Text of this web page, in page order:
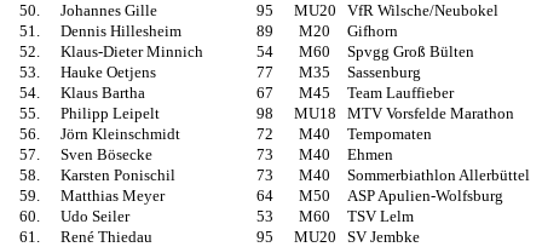
50.
Johannes Gille 95 MU20
VfR Wilsche/Neubokel
51.
Dennis Hillesheim 89 M20
Gifhorn
52.
Klaus-Dieter Minnich 54 M60
Spvgg Groß Bülten
53.
Hauke Oetjens 77 M35
Sassenburg
54.
Klaus Bartha 67 M45
Team Lauffieber
55.
Philipp Leipelt 98 MU18
MTV Vorsfelde Marathon
56.
Jörn Kleinschmidt 72 M40
Tempomaten
57.
Sven Bösecke 73 M40
Ehmen
58.
Karsten Ponischil 73 M40
Sommerbiathlon Allerbüttel
59.
Matthias Meyer 64 M50
ASP Apulien-Wolfsburg
60.
Udo Seiler 53 M60
TSV Lelm
61.
René Thiedau 95 MU20
SV Jembke